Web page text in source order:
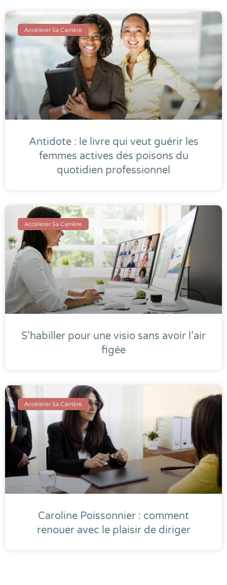
Accélérer Sa Carrière
Antidote : le livre qui veut guérir les
femmes actives des poisons du
quotidien professionnel
Accélérer Sa Carrière
S’habiller pour une visio sans avoir l’air
figée
Accélérer Sa Carrière
Caroline Poissonnier : comment
renouer avec le plaisir de diriger